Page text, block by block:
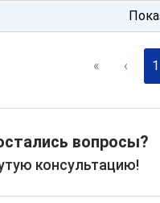
« ‹ 1
вопросы?
консультацию!